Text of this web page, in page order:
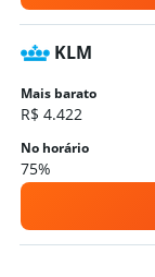
Hotéis em Leeds
KLM
Mais barato
R$ 4.422
No horário
75%